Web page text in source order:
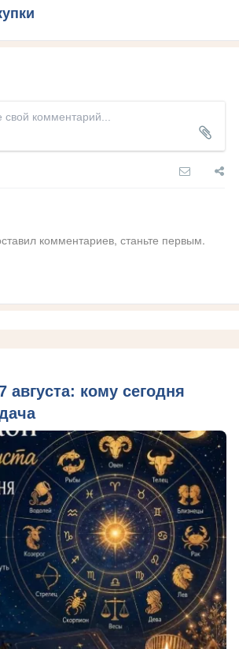
комментариев, станьте первым.
августа: кому сегодня